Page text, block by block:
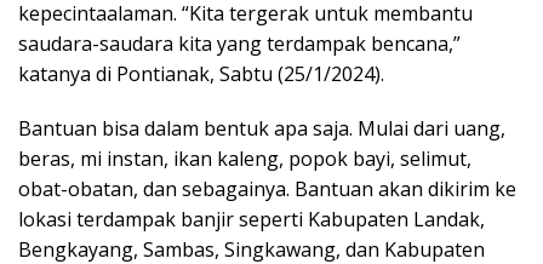
kepecintaalaman. “Kita tergerak untuk membantu
saudara-saudara kita yang terdampak bencana,”
katanya di Pontianak, Sabtu (25/1/2024).
Bantuan bisa dalam bentuk apa saja. Mulai dari uang,
beras, mi instan, ikan kaleng, popok bayi, selimut,
obat-obatan, dan sebagainya. Bantuan akan dikirim ke
lokasi terdampak banjir seperti Kabupaten Landak,
Bengkayang, Sambas, Singkawang, dan Kabupaten